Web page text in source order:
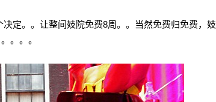
定。。让整间妓院免费8周。。当然免费归免费，妓
。。。